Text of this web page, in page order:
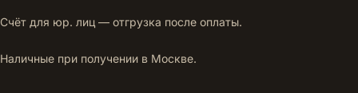
Счёт для юр. лиц — отгрузка после оплаты.
Наличные при получении в Москве.